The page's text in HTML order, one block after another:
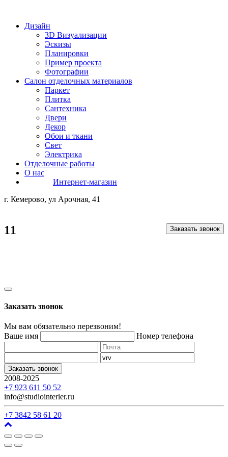
Дизайн
3D Визуализации
Эскизы
Планировки
Пример проекта
Фотографии
Салон отделочных материалов
Паркет
Плитка
Сантехника
Двери
Декор
Обои и ткани
Свет
Электрика
Отделочные работы
О нас
Интернет-магазин
г. Кемерово, ул Арочная, 41
11 Заказать звонок
Заказать звонок
Мы вам обязательно перезвоним!
Ваше имя
Номер телефона
Заказать звонок
2008-2025
+7 923 611 50 52
info@studiointerier.ru
+7 3842 58 61 20